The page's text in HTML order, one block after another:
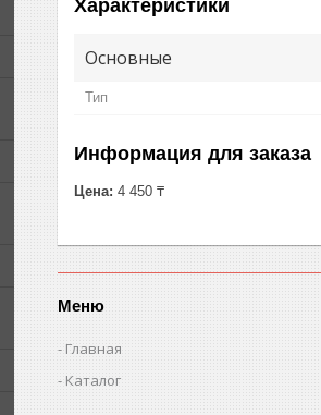
Характеристики
Основные
Тип
Информация для заказа
Цена: 4 450 ₸
Меню
Главная
Каталог